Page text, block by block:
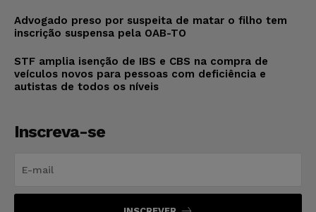
Advogado preso por suspeita de matar o filho tem
inscrição suspensa pela OAB-TO
STF amplia isenção de IBS e CBS na compra de
veículos novos para pessoas com deficiência e
autistas de todos os níveis
Inscreva-se